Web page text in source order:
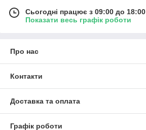
Сьогодні працює з 09:00 до 18:00
Показати весь графік роботи
Про нас
Контакти
Доставка та оплата
Графік роботи